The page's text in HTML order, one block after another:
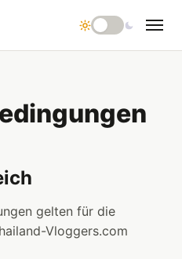
gelten für die
Vloggers.com